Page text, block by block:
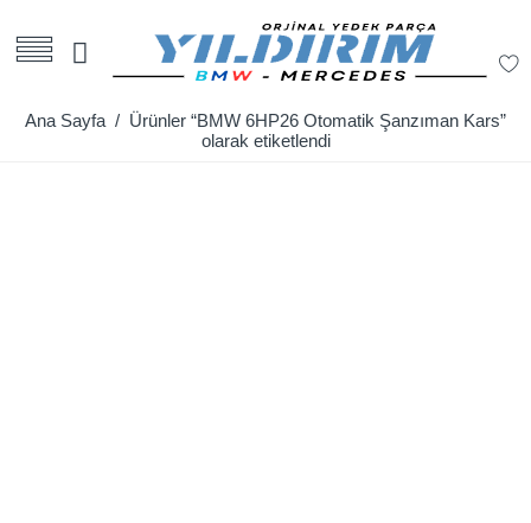
Ana Sayfa / Ürünler “BMW 6HP26 Otomatik Şanzıman Kars”
olarak etiketlendi